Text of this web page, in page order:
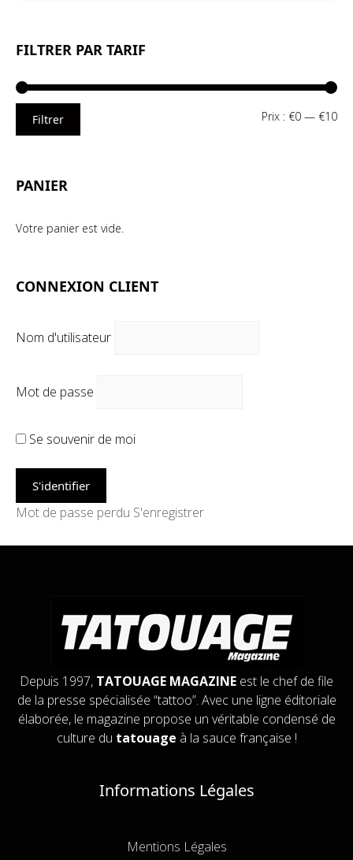
FILTRER PAR TARIF
Filtrer Prix : €0 — €10
PANIER
Votre panier est vide.
CONNEXION CLIENT
Nom d'utilisateur
Mot de passe
Se souvenir de moi
Mot de passe perdu S'enregistrer
Depuis 1997, TATOUAGE MAGAZINE est le chef de file
de la presse spécialisée “tattoo”. Avec une ligne éditoriale
élaborée, le magazine propose un véritable condensé de
culture du tatouage à la sauce française !
Informations Légales
Mentions Légales